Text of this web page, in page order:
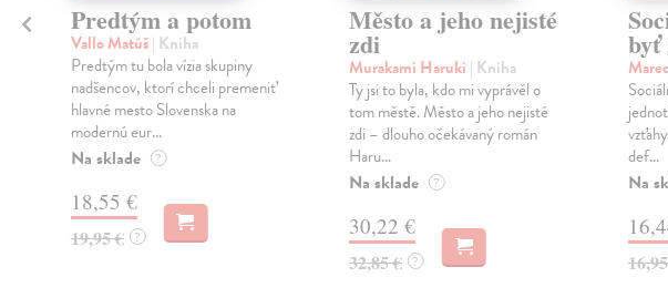
Predtým a potom
Vallo Matúš| Kniha
Predtým tu bola vízia skupiny
nadšencov, ktorí chceli premeniť
hlavné mesto Slovenska na
modernú eur...
Na sklade ?
18,55 €
19,95 € ?
Město a jeho nejisté
zdi
Murakami Haruki | Kniha
Ty jsi to byla, kdo mi vyprávěl o
tom městě. Město a jeho nejisté
zdi – dlouho očekávaný román
Haru...
Na sklade ?
30,22 €
32,85 € ?
byť
def...
Na